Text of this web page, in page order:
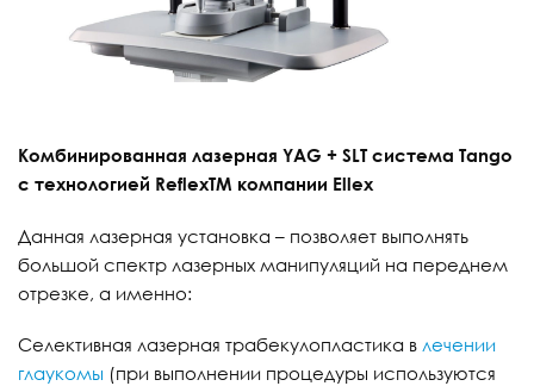
Комбинированная лазерная YAG + SLT система Tango
с технологией ReflexTM компании Ellex
Данная лазерная установка – позволяет выполнять
большой спектр лазерных манипуляций на переднем
отрезке, а именно:
Селективная лазерная трабекулопластика в лечении
глаукомы (при выполнении процедуры используются